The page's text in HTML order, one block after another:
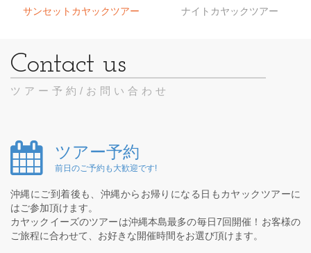
サンセットカヤックツアー
ナイトカヤックツアー
ツアー予約/お問い合わせ
ツアー予約
前日のご予約も大歓迎です!
沖縄にご到着後も、沖縄からお帰りになる日もカヤックツアーに
はご参加頂けます。
カヤックイーズのツアーは沖縄本島最多の毎日7回開催！お客様の
ご旅程に合わせて、お好きな開催時間をお選び頂けます。